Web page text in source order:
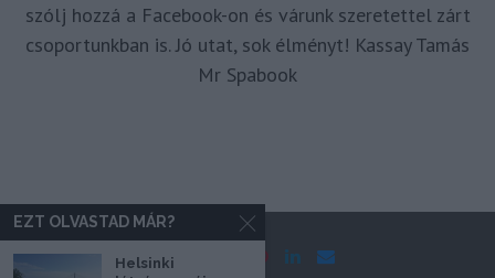
szólj hozzá a Facebook-on és várunk szeretettel zárt
csoportunkban is. Jó utat, sok élményt! Kassay Tamás
Mr Spabook
EZT OLVASTAD MÁR?
Helsinki